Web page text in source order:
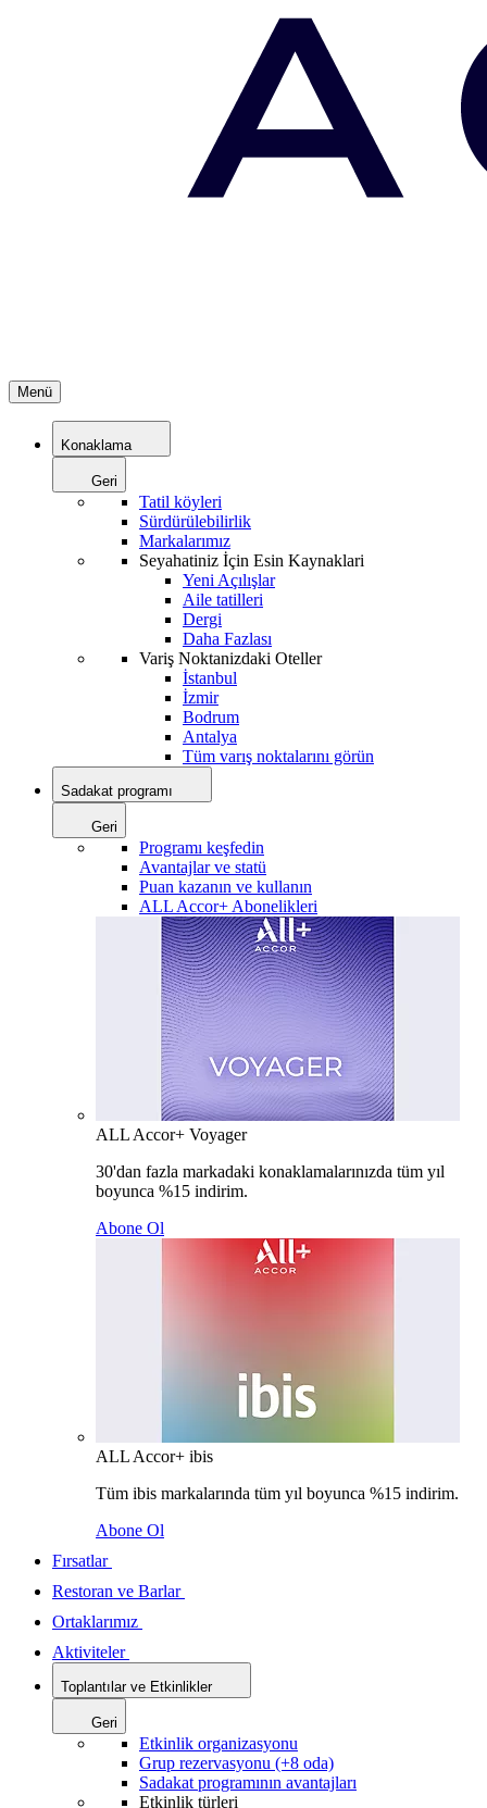
Menü
Konaklama
Geri
Tatil köyleri
Sürdürülebilirlik
Markalarımız
Seyahatiniz İçin Esin Kaynaklari
Yeni Açılışlar
Aile tatilleri
Dergi
Daha Fazlası
Variş Noktanizdaki Oteller
İstanbul
İzmir
Bodrum
Antalya
Tüm varış noktalarını görün
Sadakat programı
Geri
Programı keşfedin
Avantajlar ve statü
Puan kazanın ve kullanın
ALL Accor+ Abonelikleri
ALL Accor+ Voyager
30'dan fazla markadaki konaklamalarınızda tüm yıl
boyunca %15 indirim.
Abone Ol
ALL Accor+ ibis
Tüm ibis markalarında tüm yıl boyunca %15 indirim.
Abone Ol
Fırsatlar
Restoran ve Barlar
Ortaklarımız
Aktiviteler
Toplantılar ve Etkinlikler
Geri
Etkinlik organizasyonu
Grup rezervasyonu (+8 oda)
Sadakat programının avantajları
Etkinlik türleri